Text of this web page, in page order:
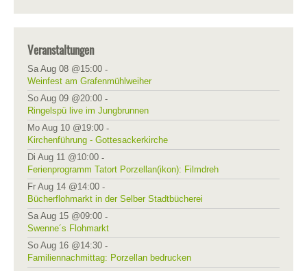
Veranstaltungen
Sa Aug 08 @15:00 -
Weinfest am Grafenmühlweiher
So Aug 09 @20:00 -
Ringelspü live im Jungbrunnen
Mo Aug 10 @19:00 -
Kirchenführung - Gottesackerkirche
Di Aug 11 @10:00 -
Ferienprogramm Tatort Porzellan(ikon): Filmdreh
Fr Aug 14 @14:00 -
Bücherflohmarkt in der Selber Stadtbücherei
Sa Aug 15 @09:00 -
Swenne´s Flohmarkt
So Aug 16 @14:30 -
Familiennachmittag: Porzellan bedrucken